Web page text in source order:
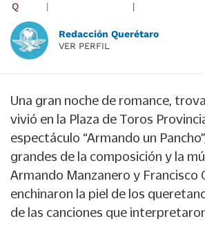
Q
|
|
Redacción Querétaro
VER PERFIL
Una gran noche de romance,
vivió en la Plaza de Toros
espectáculo “Armando un
grandes de la composición y la
Armando Manzanero y Francisco
enchinaron la piel de los
de las canciones que